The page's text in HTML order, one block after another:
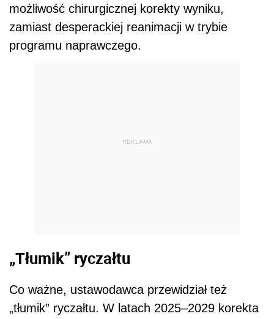
możliwość chirurgicznej korekty wyniku,
zamiast desperackiej reanimacji w trybie
programu naprawczego.
REKLAMA
„Tłumik” ryczałtu
Co ważne, ustawodawca przewidział też
„tłumik” ryczałtu. W latach 2025–2029 korekta